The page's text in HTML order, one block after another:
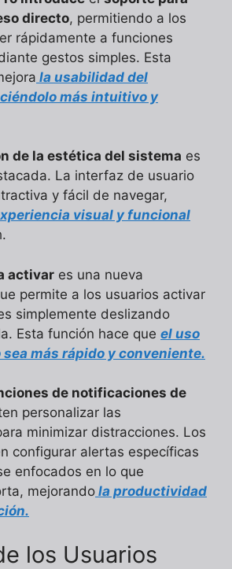
directo, permitiendo a los
rápidamente a funciones
gestos simples. Esta
la usabilidad del
más intuitivo y
de la estética del sistema es
La interfaz de usuario
y fácil de navegar,
visual y funcional
activar es una nueva
permite a los usuarios activar
simplemente deslizando
Esta función hace que el uso
más rápido y conveniente.
de notificaciones de
personalizar las
minimizar distracciones. Los
configurar alertas específicas
enfocados en lo que
mejorando la productividad
los Usuarios